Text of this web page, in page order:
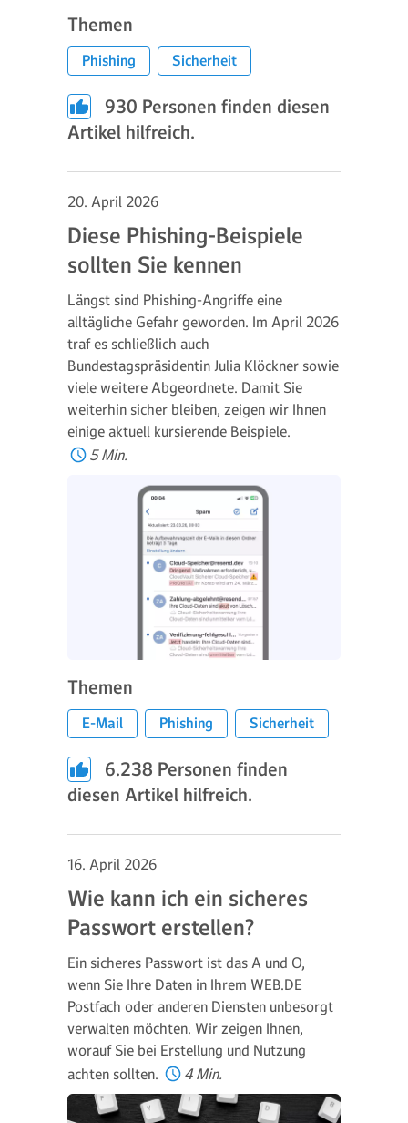
Themen
Phishing Sicherheit
930 Personen finden diesen
Artikel hilfreich.
20. April 2026
Diese Phishing-Beispiele
sollten Sie kennen
Längst sind Phishing-Angriffe eine
alltägliche Gefahr geworden. Im April 2026
traf es schließlich auch
Bundestagspräsidentin Julia Klöckner sowie
viele weitere Abgeordnete. Damit Sie
weiterhin sicher bleiben, zeigen wir Ihnen
einige aktuell kursierende Beispiele.
5 Min.
Themen
E-Mail Phishing Sicherheit
6.238 Personen finden
diesen Artikel hilfreich.
16. April 2026
Wie kann ich ein sicheres
Passwort erstellen?
Ein sicheres Passwort ist das A und O,
wenn Sie Ihre Daten in Ihrem WEB.DE
Postfach oder anderen Diensten unbesorgt
verwalten möchten. Wir zeigen Ihnen,
worauf Sie bei Erstellung und Nutzung
achten sollten.
4 Min.